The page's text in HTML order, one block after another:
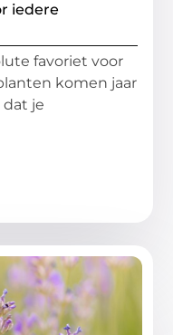
iedere
favoriet voor
komen jaar
je